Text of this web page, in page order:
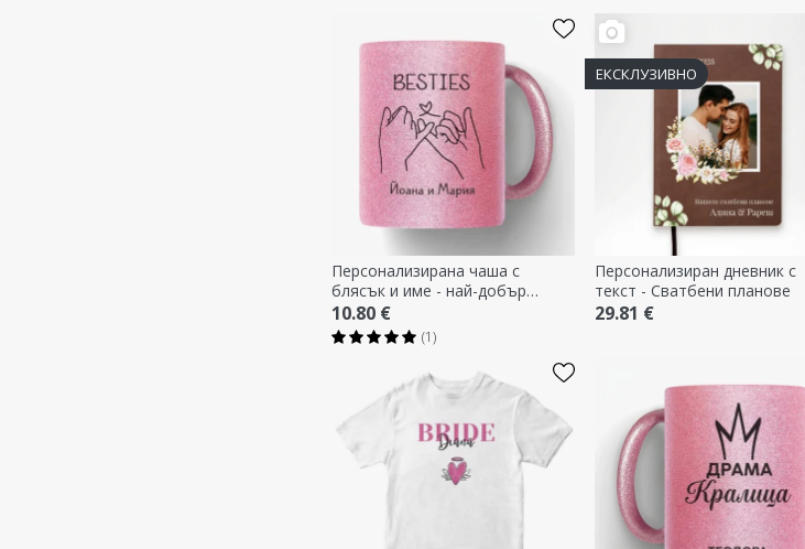
Персонализирана чаша с
блясък и име - най-добър
приятел
10.80 €
(1)
ЕКСКЛУЗИВНО
Персонализиран дневник с
текст - Сватбени планове
29.81 €